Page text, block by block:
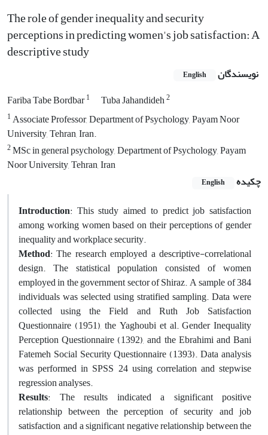
The role of gender inequality and security
perceptions in predicting women's job satisfaction: A
descriptive study
نویسندگان English
Fariba Tabe Bordbar1 Tuba Jahandideh2
1Associate Professor, Department of Psychology, Payam Noor
University, Tehran, Iran.
2MSc in general psychology, Department of Psychology, Payam
Noor University, Tehran, Iran
چکیده
English
Introduction: This study aimed to predict job satisfaction
among working women based on their perceptions of gender
inequality and workplace security.
Method: The research employed a descriptive-correlational
design. The statistical population consisted of women
employed in the government sector of Shiraz. A sample of 384
individuals was selected using stratified sampling. Data were
collected using the Field and Ruth Job Satisfaction
Questionnaire (1951), the Yaghoubi et al. Gender Inequality
Perception Questionnaire (1392), and the Ebrahimi and Bani
Fatemeh Social Security Questionnaire (1393). Data analysis
was performed in SPSS 24 using correlation and stepwise
regression analyses.
Results: The results indicated a significant positive
relationship between the perception of security and job
satisfaction, and a significant negative relationship between the